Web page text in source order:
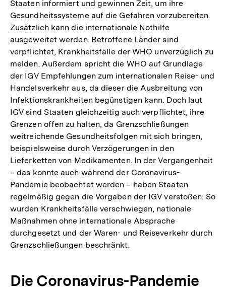
Staaten informiert und gewinnen Zeit, um ihre
Gesundheitssysteme auf die Gefahren vorzubereiten.
Zusätzlich kann die internationale Nothilfe
ausgeweitet werden. Betroffene Länder sind
verpflichtet, Krankheitsfälle der WHO unverzüglich zu
melden. Außerdem spricht die WHO auf Grundlage
der IGV Empfehlungen zum internationalen Reise- und
Handelsverkehr aus, da dieser die Ausbreitung von
Infektionskrankheiten begünstigen kann. Doch laut
IGV sind Staaten gleichzeitig auch verpflichtet, ihre
Grenzen offen zu halten, da Grenzschließungen
weitreichende Gesundheitsfolgen mit sich bringen,
beispielsweise durch Verzögerungen in den
Lieferketten von Medikamenten. In der Vergangenheit
– das konnte auch während der Coronavirus-
Pandemie beobachtet werden – haben Staaten
regelmäßig gegen die Vorgaben der IGV verstoßen: So
wurden Krankheitsfälle verschwiegen, nationale
Maßnahmen ohne internationale Absprache
durchgesetzt und der Waren- und Reiseverkehr durch
Grenzschließungen beschränkt.
Die Coronavirus-Pandemie